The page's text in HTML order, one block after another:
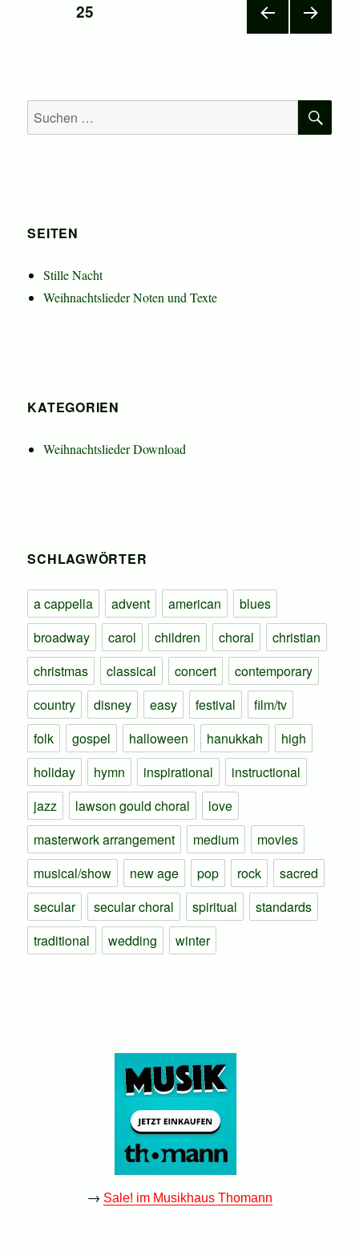
Seitennummerierung
E
SEITE25
Suchen
nach:
SEITEN
Stille Nacht
Weihnachtslieder Noten und Texte
KATEGORIEN
Weihnachtslieder Download
SCHLAGWÖRTER
a cappella advent american
blues
broadway
carol children choral
christian
christmas
classical concert
contemporary
country
disney easy festival
film/tv
folk
gospel halloween hanukkah
high
holiday
hymn inspirational
instructional
jazz
lawson gould choral
love
masterwork arrangement
medium
movies
musical/show
new age pop rock
sacred
secular
secular choral spiritual
standards
traditional
wedding winter
→ Sale! im Musikhaus Thomann